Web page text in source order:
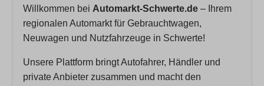
Willkommen bei Automarkt-Schwerte.de – Ihrem
regionalen Automarkt für Gebrauchtwagen,
Neuwagen und Nutzfahrzeuge in Schwerte!
Unsere Plattform bringt Autofahrer, Händler und
private Anbieter zusammen und macht den